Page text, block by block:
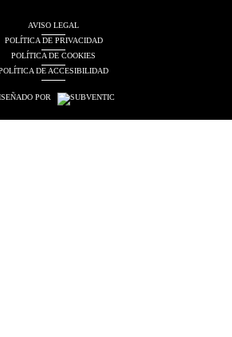
AVISO LEGAL
POLÍTICA DE PRIVACIDAD
POLÍTICA DE COOKIES
DE ACCESIBILIDAD
POR